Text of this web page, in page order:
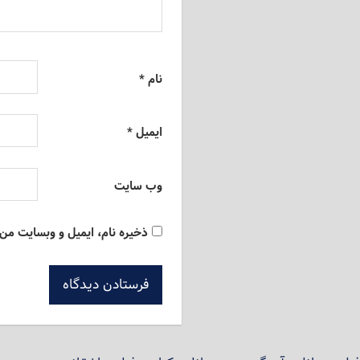
نام*
ایمیل*
وب‌ سایت
ذخیره نام، ایمیل و وبسایت